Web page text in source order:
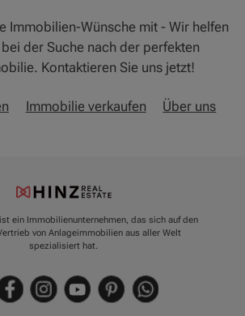
Immobilien-Wünsche mit - Wir helfen
der Suche nach der perfekten
Kontaktieren Sie uns jetzt!
Immobilie verkaufen Über uns
ein Immobilienunternehmen, das sich auf den
von Anlageimmobilien aus aller Welt
spezialisiert hat.